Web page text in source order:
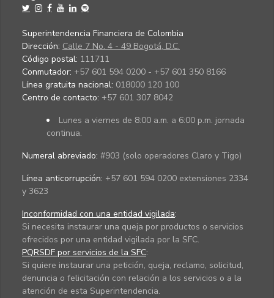
Superintendencia Financiera de Colombia
Dirección: Calle 7 No. 4 - 49 Bogotá, D.C.
Código postal: 111711
Conmutador: +57 601 594 0200 - +57 601 350 8166
Línea gratuita nacional: 018000 120 100
Centro de contacto: +57 601 307 8042
Lunes a viernes de 8:00 a.m. a 6:00 p.m. jornada
continua.
Numeral abreviado: #903 (solo operadores Claro y Tigo)
Línea anticorrupción: +57 601 594 0200 extensiones 2334
y 3623
Inconformidad con una entidad vigilada:
Si necesita instaurar una queja por productos o servicios
ofrecidos por una entidad vigilada por la SFC.
PQRSDF por servicios de la SFC:
Si quiere instaurar una petición, queja, reclamo, solicitud,
denuncia o felicitación con relación a los servicios o a la
atención de esta Superintendencia.